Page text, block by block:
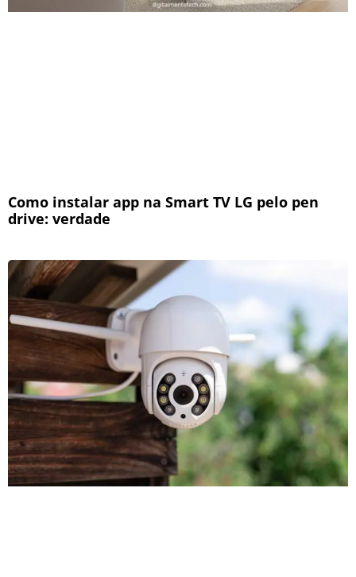
Como instalar app na Smart TV LG pelo pen
drive: verdade